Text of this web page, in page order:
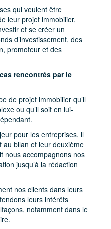
qui veulent être
leur projet immobilier,
et se créer un
d’investissement, des
promoteur et des
rencontrés par le
de projet immobilier qu’il
ou qu’il soit en lui-
pour les entreprises, il
au bilan et leur deuxième
nous accompagnons nos
jusqu’à la rédaction
nos clients dans leurs
leurs intérêts
notamment dans le